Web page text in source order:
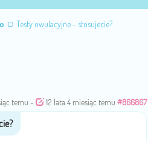
Testy owulacyjne - stosujecie?
temu - 12 lata 4 miesiąc temu #866867